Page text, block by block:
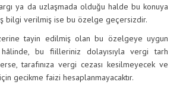
ya da uzlaşmada olduğu halde bu konuya
bilgi verilmiş ise bu özelge geçersizdir.
tayin edilmiş olan bu özelgeye uygun
hâlinde, bu fiilleriniz dolayısıyla vergi tarh
tarafınıza vergi cezası kesilmeyecek ve
gecikme faizi hesaplanmayacaktır.